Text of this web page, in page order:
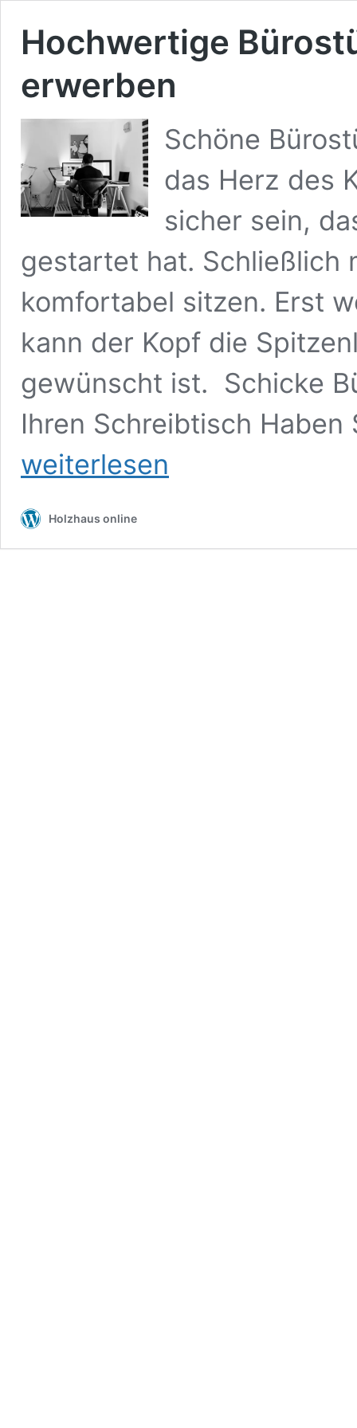
Hochwertige
erwerben
Schöne
das Herz des
sicher sein,
gestartet hat. Schließlich
komfortabel sitzen. Erst
kann der Kopf die
gewünscht ist. Schicke
Ihren Schreibtisch
weiterlesen
Holzhaus online